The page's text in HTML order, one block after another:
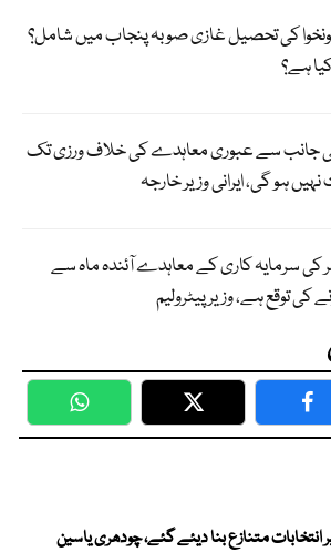
کی تحصیل غازی صوبہ پنجاب میں شامل؟
ہے؟
جانب سے عبوری معاہدے کی خلاف ورزی تک
ہو گی، ایرانی وزیر خارجہ
کی سرمایہ کاری کے معاہدے آئندہ ماہ سے
کی توقع ہے، وزیر پیٹرولیم
WhatsApp Twitter
انتخابات متنازع بنا دیئے گئے، چودھری یاسین